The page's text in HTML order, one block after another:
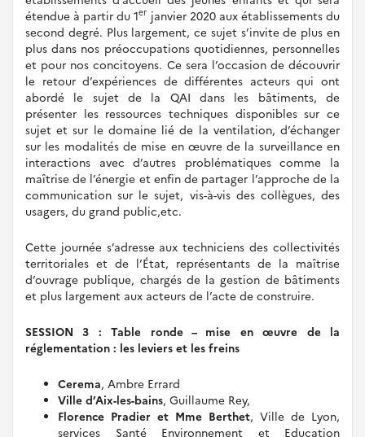
étendue à partir du 1er janvier 2020 aux établissements du
second degré. Plus largement, ce sujet s’invite de plus en
plus dans nos préoccupations quotidiennes, personnelles
et pour nos concitoyens. Ce sera l’occasion de découvrir
le retour d’expériences de différentes acteurs qui ont
abordé le sujet de la QAI dans les bâtiments, de
présenter les ressources techniques disponibles sur ce
sujet et sur le domaine lié de la ventilation, d’échanger
sur les modalités de mise en œuvre de la surveillance en
interactions avec d’autres problématiques comme la
maîtrise de l’énergie et enfin de partager l’approche de la
communication sur le sujet, vis-à-vis des collègues, des
usagers, du grand public,etc.
Cette journée s’adresse aux techniciens des collectivités
territoriales et de l’État, représentants de la maîtrise
d’ouvrage publique, chargés de la gestion de bâtiments
et plus largement aux acteurs de l’acte de construire.
SESSION3 : Table ronde – mise en œuvre de la
réglementation : les leviers et les freins
Cerema , Ambre Errard
Ville d’Aix-les-bains , Guillaume Rey,
Florence Pradier et Mme Berthet , Ville de Lyon,
services Santé Environnement et Education